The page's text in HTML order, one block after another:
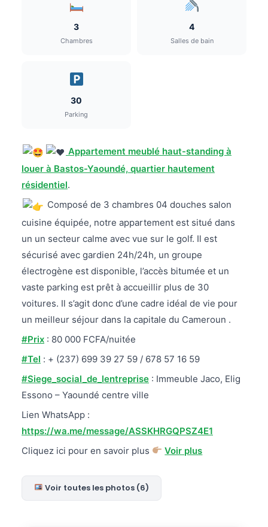
3
Chambres
4
Salles de bain
30
Parking
Appartement meublé haut-standing à
louer à Bastos-Yaoundé, quartier hautement
résidentiel.
Composé de 3 chambres 04 douches salon
cuisine équipée, notre appartement est situé dans
un un secteur calme avec vue sur le golf. Il est
sécurisé avec gardien 24h/24h, un groupe
électrogène est disponible, l’accès bitumée et un
vaste parking est prêt à accueillir plus de 30
voitures. Il s’agit donc d’une cadre idéal de vie pour
un meilleur séjour dans la capitale du Cameroun .
#Prix : 80 000 FCFA/nuitée
#Tel : + (237) 699 39 27 59 / 678 57 16 59
#Siege_social_de_lentreprise : Immeuble Jaco, Elig
Essono – Yaoundé centre ville
Lien WhatsApp :
https://wa.me/message/ASSKHRGQPSZ4E1
Cliquez ici pour en savoir plus
Voir plus
Voir toutes les photos (6)